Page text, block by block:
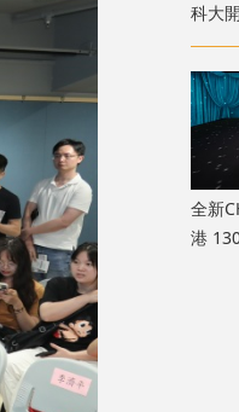
科大
文脈
全新
港